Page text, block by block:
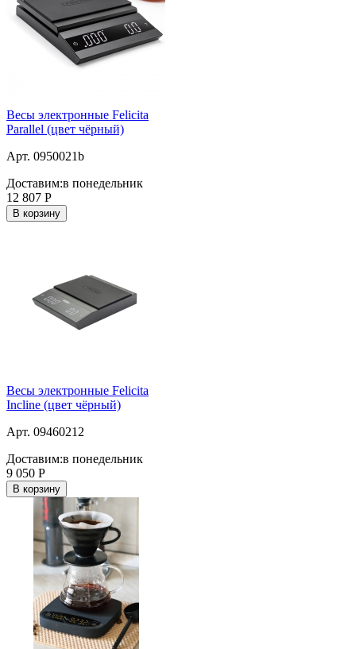
Весы электронные Felicita
Parallel (цвет чёрный)
Арт. 0950021b
Доставим:в понедельник
12 807 Р
В корзину
Весы электронные Felicita
Incline (цвет чёрный)
Арт. 09460212
Доставим:в понедельник
9 050 Р
В корзину